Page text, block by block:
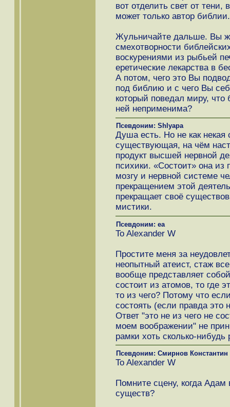
вот отделить свет от тени,
может только автор библии.
Жульничайте дальше. Вы
смехотворности
воскурениями из рыбьей
еретические лекарства в
А потом, чего это Вы
под библию и с чего Вы
который поведал миру, что
ней неприменима?
Псевдоним: Shlyapa
Душа есть. Но не как некая
существующая, на чём
продукт высшей нервной
психики. «Состоит» она из
мозгу и нервной системе
прекращением этой
прекращает своё
мистики.
Псевдоним: ea
To Alexander W
Простите меня за
неопытный атеист, стаж
вообще представляет
состоит из атомов, то где
то из чего? Потому что
состоять (если правда
Ответ "это не из чего не
моем воображении" не
рамки хоть сколько-нибудь
Псевдоним: Смирнов Константин
To Alexander W
Помните сцену, когда
существ?